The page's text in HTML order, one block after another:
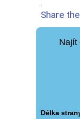
Share
Najít
Délka